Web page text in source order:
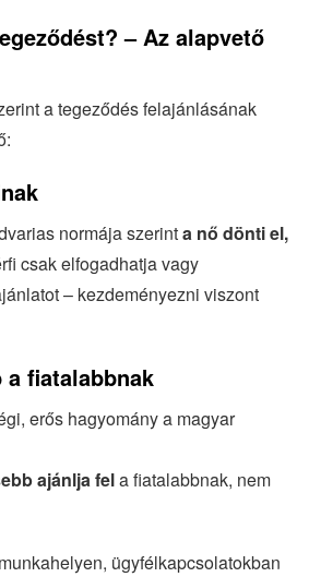
– Az alapvető
a tegeződés felajánlásának
normája szerinta nő dönti el,
csak elfogadhatja vagy
– kezdeményezni viszont
a fiatalabbnak
erős hagyomány a magyar
ajánlja fela fiatalabbnak, nem
ügyfélkapcsolatokban